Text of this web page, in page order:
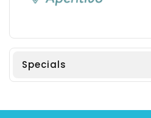
Specials